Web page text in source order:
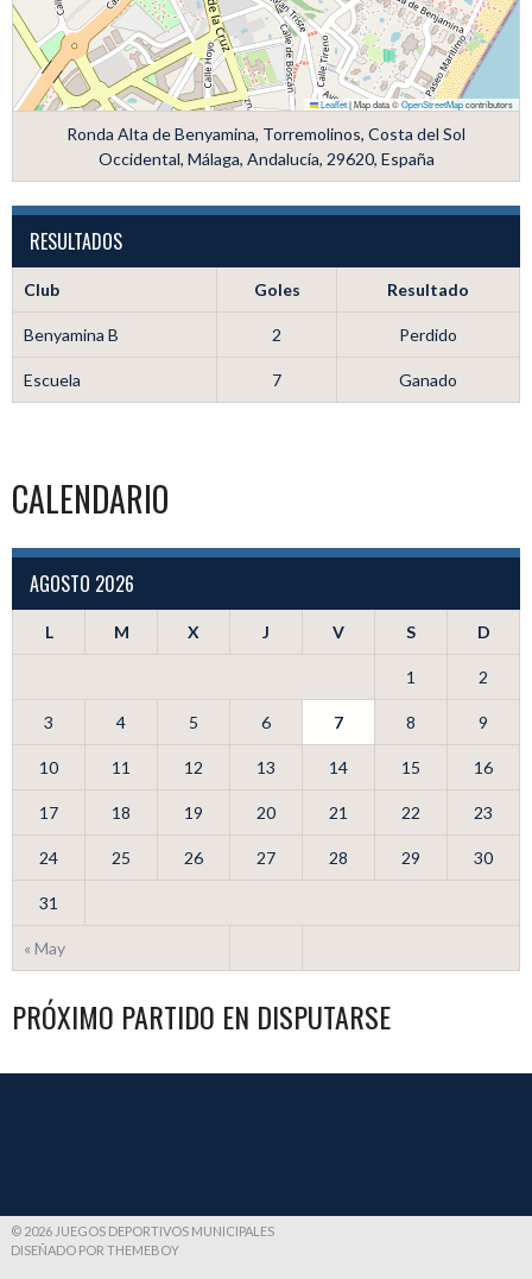
Leaflet|Map data ©OpenStreetMapcontributors
Ronda Alta de Benyamina, Torremolinos, Costa del Sol
Occidental, Málaga, Andalucía, 29620, España
RESULTADOS
Club Goles Resultado
Benyamina B 2 Perdido
Escuela 7 Ganado
CALENDARIO
AGOSTO 2026
L M X J V S D
« May
1 2
3 4 5 6 7 8 9
10 11 12 13 14 15 16
17 18 19 20 21 22 23
24 25 26 27 28 29 30
31
PRÓXIMO PARTIDO EN DISPUTARSE
© 2026 JUEGOS DEPORTIVOS MUNICIPALES
DISEÑADO POR THEMEBOY